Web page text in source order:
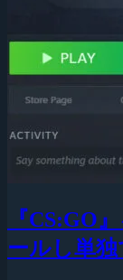
『CS:GO
ールし単